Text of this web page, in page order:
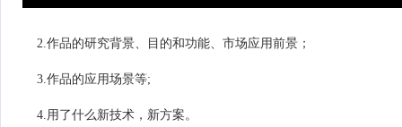
2.作品的研究背景、目的和功能、市场应用前景；
3.作品的应用场景等;
4.用了什么新技术，新方案。